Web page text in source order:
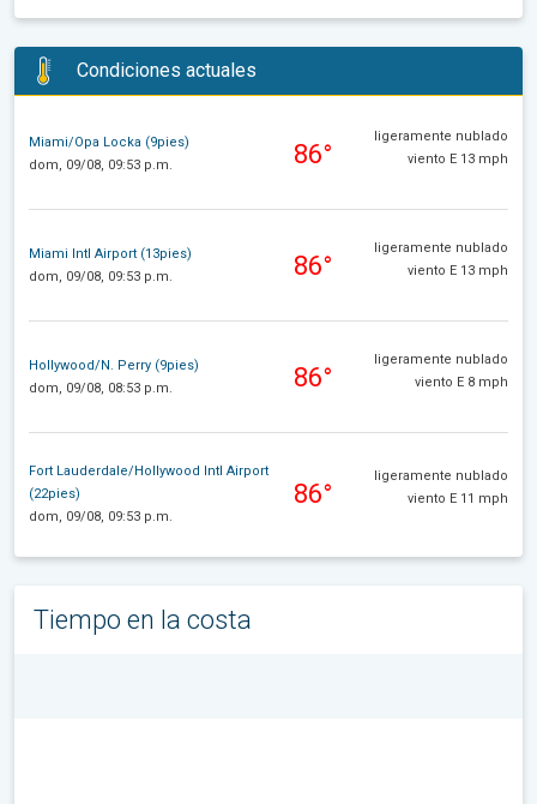
Condiciones actuales
Miami/Opa Locka (9pies)
dom, 09/08, 09:53 p.m.
86°
ligeramente nublado
viento E 13 mph
Miami Intl Airport (13pies)
dom, 09/08, 09:53 p.m.
86°
ligeramente nublado
viento E 13 mph
Hollywood/N. Perry (9pies)
dom, 09/08, 08:53 p.m.
86°
ligeramente nublado
viento E 8 mph
Fort Lauderdale/Hollywood Intl Airport
(22pies)
dom, 09/08, 09:53 p.m.
86°
ligeramente nublado
viento E 11 mph
Tiempo en la costa